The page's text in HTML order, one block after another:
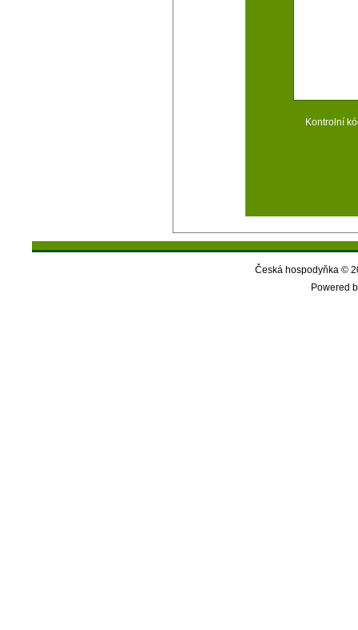
Kontrolní
Česká hospodyňka ©
Powered